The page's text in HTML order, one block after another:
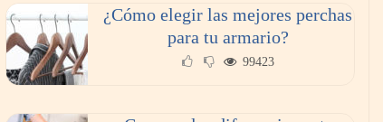
¿Cómo elegir las mejores perchas
para tu armario?
99423